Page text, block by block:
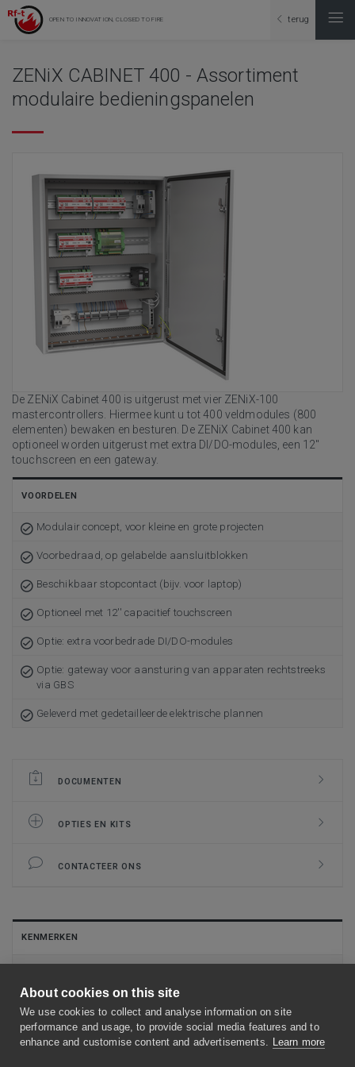
About cookies on this site
We use cookies to collect and analyse information on site
performance and usage, to provide social media features and to
enhance and customise content and advertisements. Learn more
OPEN TO INNOVATION, CLOSED TO FIRE terug
ZENiX CABINET 400 - Assortiment
modulaire bedieningspanelen
De ZENiX Cabinet 400 is uitgerust met vier ZENiX-100
mastercontrollers. Hiermee kunt u tot 400 veldmodules (800
elementen) bewaken en besturen. De ZENiX Cabinet 400 kan
optioneel worden uitgerust met extra DI/DO-modules, een 12''
touchscreen en een gateway.
VOORDELEN
Modulair concept, voor kleine en grote projecten
Voorbedraad, op gelabelde aansluitblokken
Beschikbaar stopcontact (bijv. voor laptop)
Optioneel met 12'' capacitief touchscreen
Optie: extra voorbedrade DI/DO-modules
Optie: gateway voor aansturing van apparaten rechtstreeks
via GBS
Geleverd met gedetailleerde elektrische plannen
DOCUMENTEN
OPTIES EN KITS
CONTACTEER ONS
KENMERKEN
IP66-behuizing (IP54 met aanraakschermoptie)
Verbinding met GBS via BACnet IP